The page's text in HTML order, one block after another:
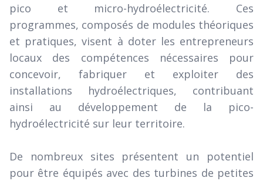
pico et micro-hydroélectricité. Ces
programmes, composés de modules théoriques
et pratiques, visent à doter les entrepreneurs
locaux des compétences nécessaires pour
concevoir, fabriquer et exploiter des
installations hydroélectriques, contribuant
ainsi au développement de la pico-
hydroélectricité sur leur territoire.
De nombreux sites présentent un potentiel
pour être équipés avec des turbines de petites